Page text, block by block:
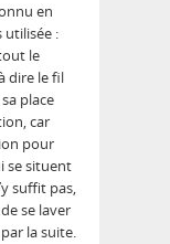
en
utilisée :
le
dire le fil
place
car
pour
se situent
suffit pas,
se laver
la suite.